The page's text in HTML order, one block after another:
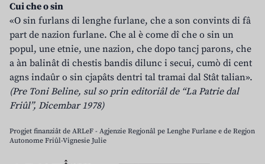
Cui che o sin
«O sin furlans di lenghe furlane, che a son convints di fâ
part de nazion furlane. Che al è come dî che o sin un
popul, une etnie, une nazion, che dopo tancj parons, che
a àn balinât di chestis bandis dilunc i secui, cumò di cent
agns indaûr o sin cjapâts dentri tal tramai dal Stât talian».
(Pre Toni Beline, sul so prin editoriâl de “La Patrie dal
Friûl”, Dicembar 1978)
Progjet finanziât de ARLeF - Agjenzie Regjonâl pe Lenghe Furlane e de Regjon
Autonome Friûl-Vignesie Julie